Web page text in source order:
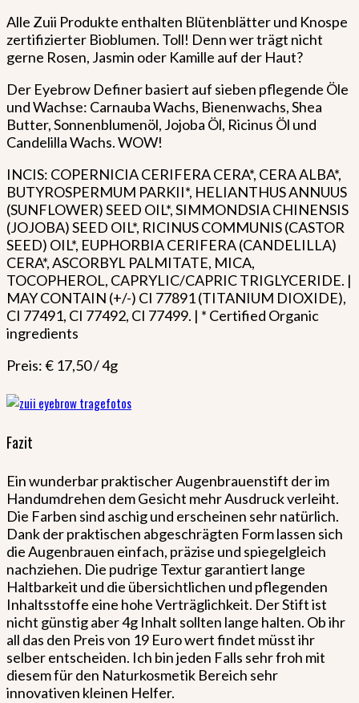
Alle Zuii Produkte enthalten Blütenblätter und Knospe
zertifizierter Bioblumen. Toll! Denn wer trägt nicht
gerne Rosen, Jasmin oder Kamille auf der Haut?
Der Eyebrow Definer basiert auf sieben pflegende Öle
und Wachse: Carnauba Wachs, Bienenwachs, Shea
Butter, Sonnenblumenöl, Jojoba Öl, Ricinus Öl und
Candelilla Wachs. WOW!
INCIS: COPERNICIA CERIFERA CERA*, CERA ALBA*,
BUTYROSPERMUM PARKII*, HELIANTHUS ANNUUS
(SUNFLOWER) SEED OIL*, SIMMONDSIA CHINENSIS
(JOJOBA) SEED OIL*, RICINUS COMMUNIS (CASTOR
SEED) OIL*, EUPHORBIA CERIFERA (CANDELILLA)
CERA*, ASCORBYL PALMITATE, MICA,
TOCOPHEROL, CAPRYLIC/CAPRIC TRIGLYCERIDE. |
MAY CONTAIN (+/-) CI 77891 (TITANIUM DIOXIDE),
CI 77491, CI 77492, CI 77499. | * Certified Organic
ingredients
Preis: € 17,50 / 4g
Fazit
Ein wunderbar praktischer Augenbrauenstift der im
Handumdrehen dem Gesicht mehr Ausdruck verleiht.
Die Farben sind aschig und erscheinen sehr natürlich.
Dank der praktischen abgeschrägten Form lassen sich
die Augenbrauen einfach, präzise und spiegelgleich
nachziehen. Die pudrige Textur garantiert lange
Haltbarkeit und die übersichtlichen und pflegenden
Inhaltsstoffe eine hohe Verträglichkeit. Der Stift ist
nicht günstig aber 4g Inhalt sollten lange halten. Ob ihr
all das den Preis von 19 Euro wert findet müsst ihr
selber entscheiden. Ich bin jeden Falls sehr froh mit
diesem für den Naturkosmetik Bereich sehr
innovativen kleinen Helfer.